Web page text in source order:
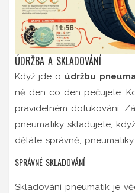
ÚDRŽBA A SKLADOVÁNÍ
Když jde o údržbu
ně den co den pečujete.
pravidelném dofukování.
pneumatiky skladujete,
děláte správně,
SPRÁVNÉ SKLADOVÁNÍ
Skladování pneumatik je